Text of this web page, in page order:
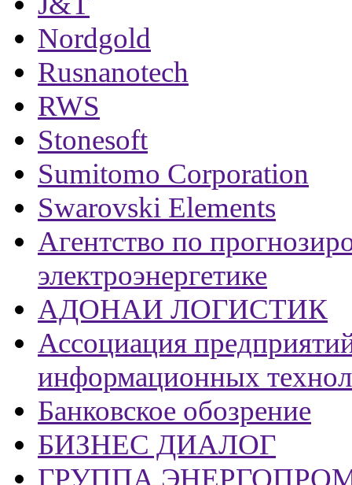
Nordgold
Rusnanotech
RWS
Stonesoft
Sumitomo Corporation
Swarovski Elements
Агентство по
электроэнергетике
АДОНАИ ЛОГИСТИК
Ассоциация
информационных
Банковское обозрение
БИЗНЕС ДИАЛОГ
ГРУППА